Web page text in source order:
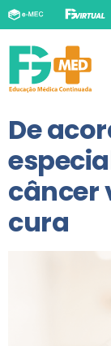
De
câncer
cura